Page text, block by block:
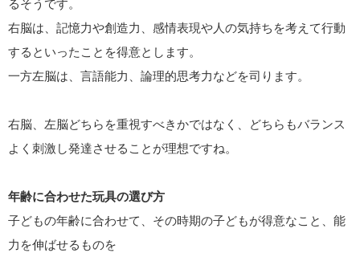
右脳は、記憶力や創造力、感情表現や人の気持ちを考えて行動
するといったことを得意とします。
一方左脳は、言語能力、論理的思考力などを司ります。
右脳、左脳どちらを重視すべきかではなく、どちらもバランス
よく刺激し発達させることが理想ですね。
年齢に合わせた玩具の選び方
子どもの年齢に合わせて、その時期の子どもが得意なこと、能
力を伸ばせるものを